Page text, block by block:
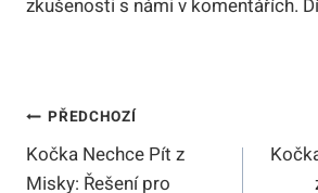
zkušenosti s námi v komentářích.
Navigace
Pro
PŘEDCHOZÍ
Kočka Nechce Pít z
Misky: Řešení pro